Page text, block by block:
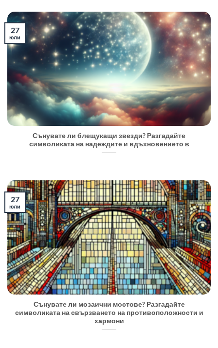
Сънувате ли блещукащи звезди? Разгадайте
символиката на надеждите и вдъхновението в
27
юли
Сънувате ли мозаични мостове? Разгадайте
символиката на свързването на противоположности и
хармони
27
юли